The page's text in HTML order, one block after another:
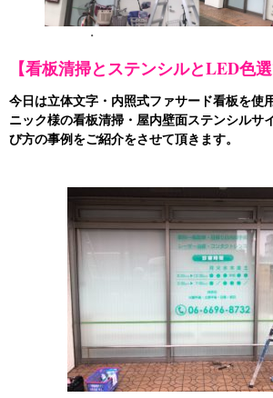
・
【看板清掃とステンシルとLED色
今日は立体文字・ 内照式ファサード看板を使
ニック様の看板清掃・屋内壁面ステンシルサ
び方の事例をご紹介をさせて頂きます。